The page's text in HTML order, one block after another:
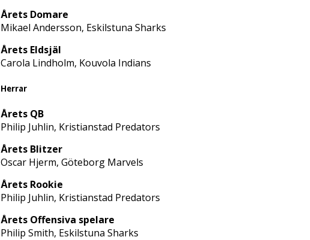
Årets Domare
Mikael Andersson, Eskilstuna Sharks
Årets Eldsjäl
Carola Lindholm, Kouvola Indians
Herrar
Årets QB
Philip Juhlin, Kristianstad Predators
Årets Blitzer
Oscar Hjerm, Göteborg Marvels
Årets Rookie
Philip Juhlin, Kristianstad Predators
Årets Offensiva spelare
Philip Smith, Eskilstuna Sharks